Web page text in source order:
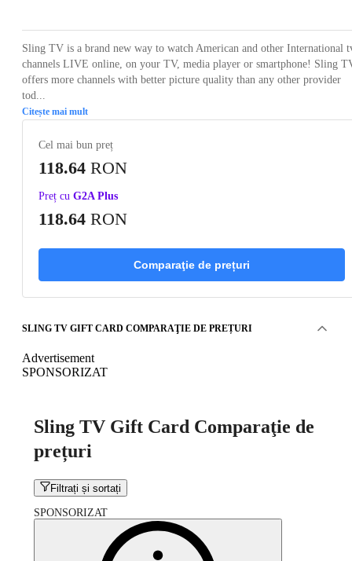
Sling TV is a brand new way to watch American and other International
channels LIVE online, on your TV, media player or smartphone! Sling
offers more channels with better picture quality than any other provider
tod...
Citește mai mult
Cel mai bun preț
118.64 RON
Preț cu G2A Plus
118.64 RON
Comparaţie de prețuri
SLING TV GIFT CARD COMPARAŢIE DE PREȚURI
Advertisement
SPONSORIZAT
Sling TV Gift Card Comparaţie de
prețuri
Filtrați și sortați
SPONSORIZAT